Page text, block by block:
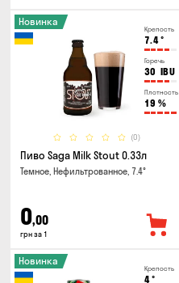
Крепость
7.4°
Горечь
30 IBU
Плотность
19 %
(0)
Новинка
Пиво Saga Milk Stout 0.33л
Темное, Нефильтрованное, 7.4°
0,00
грн за 1
Крепость
4°
Новинка